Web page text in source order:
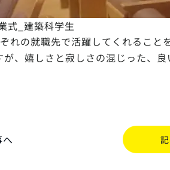
式_建築科学生
れの就職先で活躍してくれること
、嬉しさと寂しさの混じった、良